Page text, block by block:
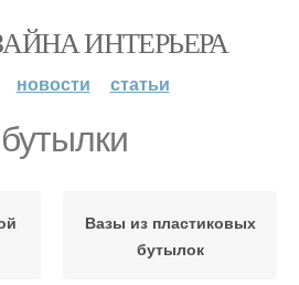
ИНТЕРЬЕРА
новости статьи
Вазы из пластиковых
бутылок